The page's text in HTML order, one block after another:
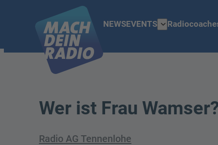
NEWSEVENTS expand_more
Wer ist Frau
Radio AG Tennenlohe